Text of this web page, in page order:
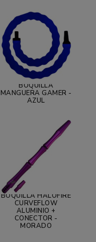
BOQUILLA
MANGUERA GAMER -
AZUL
BOQUILLA HALOFIRE
CURVEFLOW
ALUMINIO +
CONECTOR -
MORADO